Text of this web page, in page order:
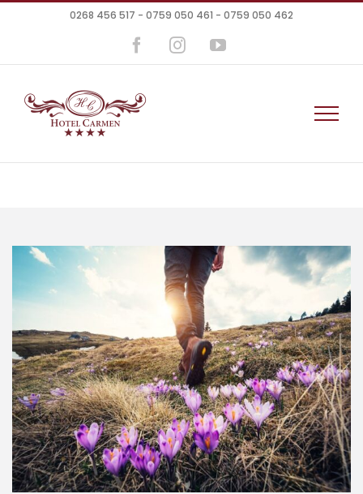
Skip
0268 456 517 - 0759 050 461 - 0759 050 462
FacebookInstagramYouTube